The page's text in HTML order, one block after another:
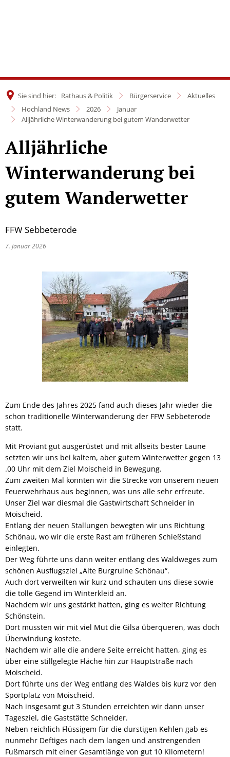
Sie sind hier: Rathaus & Politik Bürgerservice
Aktuelles
Hochland News
2026
Januar
Alljährliche Winterwanderung bei gutem Wanderwetter
Alljährliche
Winterwanderung bei
gutem Wanderwetter
FFW Sebbeterode
7. Januar 2026
Zum Ende des Jahres 2025 fand auch dieses Jahr wieder die
schon traditionelle Winterwanderung der FFW Sebbeterode
statt.
Mit Proviant gut ausgerüstet und mit allseits bester Laune
setzten wir uns bei kaltem, aber gutem Winterwetter gegen 13
.00 Uhr mit dem Ziel Moischeid in Bewegung.
Zum zweiten Mal konnten wir die Strecke von unserem neuen
Feuerwehrhaus aus beginnen, was uns alle sehr erfreute.
Unser Ziel war diesmal die Gastwirtschaft Schneider in
Moischeid.
Entlang der neuen Stallungen bewegten wir uns Richtung
Schönau, wo wir die erste Rast am früheren Schießstand
einlegten.
Der Weg führte uns dann weiter entlang des Waldweges zum
schönen Ausflugsziel „Alte Burgruine Schönau“.
Auch dort verweilten wir kurz und schauten uns diese sowie
die tolle Gegend im Winterkleid an.
Nachdem wir uns gestärkt hatten, ging es weiter Richtung
Schönstein.
Dort mussten wir mit viel Mut die Gilsa überqueren, was doch
Überwindung kostete.
Nachdem wir alle die andere Seite erreicht hatten, ging es
über eine stillgelegte Fläche hin zur Hauptstraße nach
Moischeid.
Dort führte uns der Weg entlang des Waldes bis kurz vor den
Sportplatz von Moischeid.
Nach insgesamt gut 3 Stunden erreichten wir dann unser
Tagesziel, die Gaststätte Schneider.
Neben reichlich Flüssigem für die durstigen Kehlen gab es
nunmehr Deftiges nach dem langen und anstrengenden
Fußmarsch mit einer Gesamtlänge von gut 10 Kilometern!